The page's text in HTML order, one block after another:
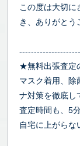
この度は大切
き、ありがとう
★無料出張査定
マスク着用、除
ナ対策を徹底し
査定時間も、5
自宅に上がらな